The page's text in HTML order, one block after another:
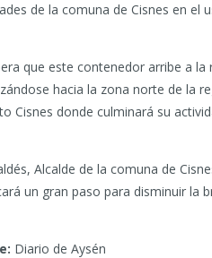
de la comuna de Cisnes en el
que este contenedor arribe a
hacia la zona norte de la
Cisnes donde culminará su
Alcalde de la comuna de
un gran paso para disminuir la
Diario de Aysén